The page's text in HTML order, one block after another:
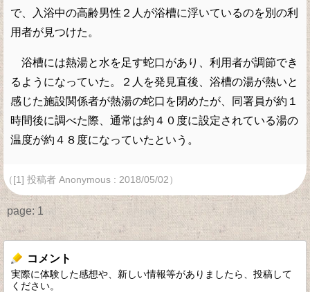
で、入浴中の高齢男性２人が浴槽に浮いているのを別の利
用者が見つけた。
浴槽には熱湯と水を足す蛇口があり、利用者が調節でき
るようになっていた。２人を発見直後、浴槽の湯が熱いと
感じた施設関係者が熱湯の蛇口を閉めたが、同署員が約１
時間後に調べた際、通常は約４０度に設定されている湯の
温度が約４８度になっていたという。
（[1] 投稿者 Anonymous : 2018/05/02）
page: 1
コメント
実際に体験した感想や、新しい情報等がありましたら、投稿して
ください。